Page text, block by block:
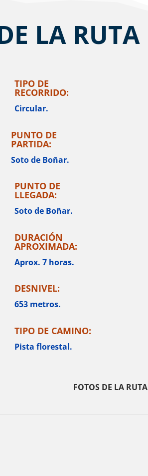
LA RUTA
TIPO DE
RECORRIDO:
Circular.
PUNTO DE
PARTIDA:
Soto de Boñar.
PUNTO DE
LLEGADA:
Soto de Boñar.
DURACIÓN
APROXIMADA:
Aprox. 7 horas.
DESNIVEL:
653 metros.
TIPO DE CAMINO:
Pista florestal.
FOTOS DE LA RUTA